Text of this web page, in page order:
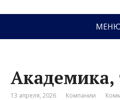
Академика,
13 апреля, 2026 Компании